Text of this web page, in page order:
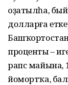
оҙатылһа,
долларға
проценты –
рапс майына,
йомортҡа,